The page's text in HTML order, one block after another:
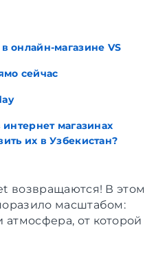
онлайн-магазине VS
сейчас
интернет магазинах
их в Узбекистан?
возвращаются! В этом
масштабом:
атмосфера, от которой